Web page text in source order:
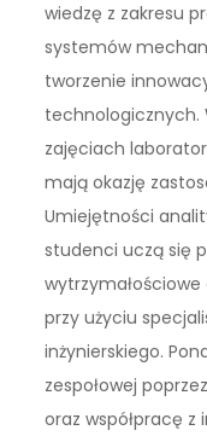
wiedzę z zakresu
systemów
tworzenie
technologicznych.
zajęciach
mają okazję
Umiejętności
studenci uczą się
przy użyciu
inżynierskiego.
zespołowej
oraz współpracę